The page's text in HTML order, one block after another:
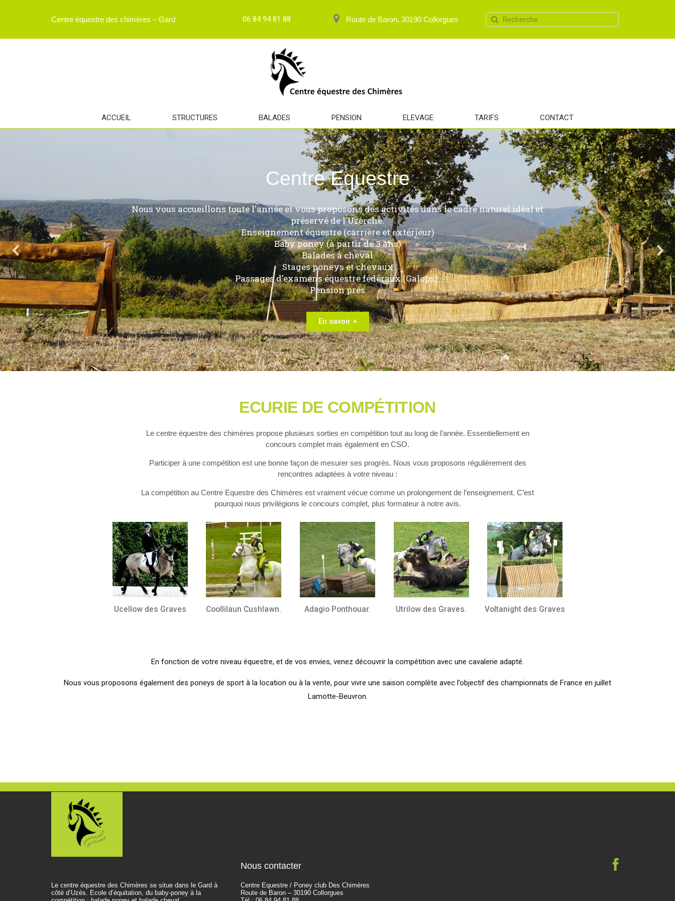
Centre équestre des chimères – Gard 06 84 94 81 88 Route de Baron, 30190 Collorgues
ACCUEIL STRUCTURES BALADES PENSION ELEVAGE TARIFS CONTACT
Centre Equestre
Nous vous accueillons toute l'année et vous proposons des activités dans le cadre naturel idéal et
préservé de l'Uzèrche.
Enseignement équestre (carrière et extérieur)
Baby poney (à partir de 3 ans)
Balades à cheval
Stages poneys et chevaux
Passages d'examens équestre fédéraux (Galops).
Pension prés
En savoir +
ECURIE DE COMPÉTITION
Le centre équestre des chimères propose plusieurs sorties en compétition tout au long de l’année. Essentiellement en
concours complet mais également en CSO.
Participer à une compétition est une bonne façon de mesurer ses progrès. Nous vous proposons régulièrement des
rencontres adaptées à votre niveau :
La compétition au Centre Equestre des Chimères est vraiment vécue comme un prolongement de l’enseignement. C’est
pourquoi nous privilégions le concours complet, plus formateur à notre avis.
Ucellow des Graves Coollilaun Cushlawn. Adagio Ponthouar. Utrilow des Graves. Voltanight des Graves
En fonction de votre niveau équestre, et de vos envies, venez découvrir la compétition avec une cavalerie adapté.
Nous vous proposons également des poneys de sport à la location ou à la vente, pour vivre une saison complète avec l’objectif des championnats de France en juillet
Lamotte-Beuvron.
Nous contacter
Le centre équestre des Chimères se situe dans le Gard à
côté d’Uzès. Ecole d’équitation, du baby-poney à la
Centre Equestre / Poney club Des Chimères
Route de Baron – 30190 Collorgues